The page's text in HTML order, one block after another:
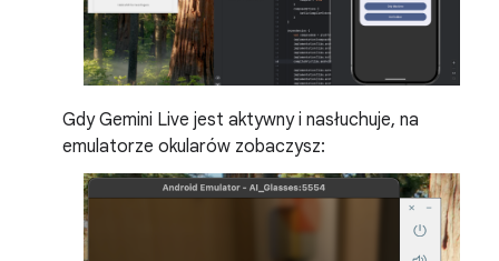
Gdy Gemini Live jest aktywny i nasłuchuje, na
emulatorze okularów zobaczysz: